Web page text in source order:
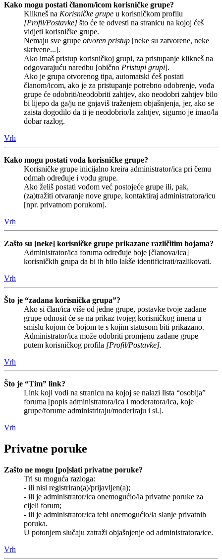
Kako mogu postati članom/icom korisničke grupe?
Klikneš na Korisničke grupe u korisničkom profilu
[Profil/Postavke] što će te odvesti na stranicu na kojoj ćeš
vidjeti korisničke grupe.
Nemaju sve grupe otvoren pristup [neke su zatvorene, neke
skrivene...].
Ako imaš pristup korisničkoj grupi, za pristupanje klikneš na
odgovarajuću naredbu [obično Pristupi grupi].
Ako je grupa otvorenog tipa, automatski ćeš postati
članom/icom, ako je za pristupanje potrebno odobrenje, vođa
grupe će odobriti/neodobriti zahtjev, ako neodobri zahtjev bilo
bi lijepo da ga/ju ne gnjaviš traženjem objašnjenja, jer, ako se
zaista dogodilo da ti je neodobrio/la zahtjev, sigurno je imao/la
dobar razlog.
Vrh
Kako mogu postati vođa korisničke grupe?
Korisničke grupe inicijalno kreira administrator/ica pri čemu
odmah određuje i vođu grupe.
Ako želiš postati vođom već postojeće grupe ili, pak,
(za)tražiti otvaranje nove grupe, kontaktiraj administratora/icu
[npr. privatnom porukom].
Vrh
Zašto su [neke] korisničke grupe prikazane različitim bojama?
Administrator/ica foruma određuje boje [članova/ica]
korisničkih grupa da bi ih bilo lakše identificirati/razlikovati.
Vrh
Što je “zadana korisnička grupa”?
Ako si član/ica više od jedne grupe, postavke tvoje zadane
grupe odnosit će se na prikaz tvojeg korisničkog imena u
smislu kojom će bojom te s kojim statusom biti prikazano.
Administrator/ica može odobriti promjenu zadane grupe
putem korisničkog profila [Profil/Postavke].
Vrh
Što je “Tim” link?
Link koji vodi na stranicu na kojoj se nalazi lista “osoblja”
foruma [popis administratora/ica i moderatora/ica, koje
grupe/forume administriraju/moderiraju i sl.].
Vrh
Privatne poruke
Zašto ne mogu [po]slati privatne poruke?
Tri su moguća razloga:
- ili nisi registriran(a)/prijavljen(a);
- ili je administrator/ica onemogućio/la privatne poruke za
cijeli forum;
- ili je administrator/ica tebi onemogućio/la slanje privatnih
poruka.
U potonjem slučaju zatraži objašnjenje od administratora/ice.
Vrh